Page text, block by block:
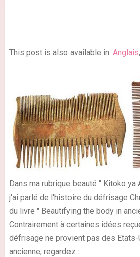
This post is also available in: Anglais
Dans ma rubrique beauté " Kitoko ya
j'ai parlé de l'histoire du défrisage
du livre " Beautifying the body in
Contrairement à certaines idées
défrisage ne provient pas des
ancienne, regardez :